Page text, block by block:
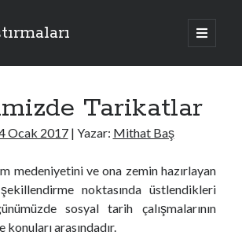
ana
menüyü
253.153
Tarikatlar
Ocak 2017| Yazar: Mithat Baş
medeniyetini ve ona zemin hazırlayan
noktasında üstlendikleri
sosyal tarih çalışmalarının
konuları arasındadır.